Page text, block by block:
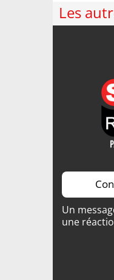
Les
Un
une